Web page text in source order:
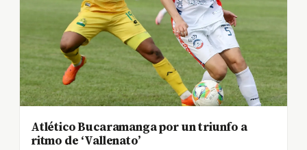
Atlético Bucaramanga por un triunfo a
ritmo de ‘Vallenato’